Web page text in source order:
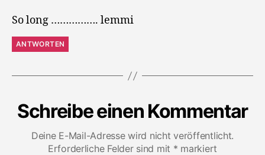
So long ……………. lemmi
ANTWORTEN
Schreibe einen Kommentar
Deine E-Mail-Adresse wird nicht veröffentlicht.
Erforderliche Felder sind mit * markiert